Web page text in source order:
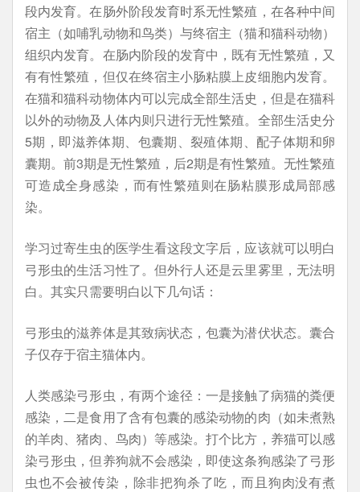
段内发育。在肠外阶段发育时系无性繁殖，在各种中间
宿主（如哺乳动物和鸟类）与终宿主（猫和猫科动物）
组织内发育。在肠内阶段的发育中，既有无性繁殖，又
有有性繁殖，但仅在终宿主小肠粘膜上皮细胞内发育。
在猫和猫科动物体内可以完成全部生活史，但是在猫科
以外的动物及人体内则只进行无性繁殖。全部生活史分
5期，即滋养体期、包囊期、裂殖体期、配子体期和卵
囊期。前3期是无性繁殖，后2期是有性繁殖。无性繁殖
可造成全身感染，而有性繁殖则在肠粘膜形成局部感
染。
学习过寄生虫的医学生看这段文字后，应该就可以明白
弓形虫的生活习性了。但外行人还是云里雾里，无法明
白。其实只需要明白以下几句话：
弓形虫的滋养体是其致病状态，包囊为潜伏状态。囊合
子仅存于宿主猫体内。
人类感染弓形虫，有两个途径：一是接触了病猫的粪便
感染，二是食用了含有包囊的感染动物的肉（如未煮熟
的羊肉、猪肉、鸟肉）等感染。打个比方，养猫可以感
染弓形虫，但养狗就不会感染，即使这条狗感染了弓形
虫也不会被传染，除非把狗杀了吃，而且狗肉没有煮